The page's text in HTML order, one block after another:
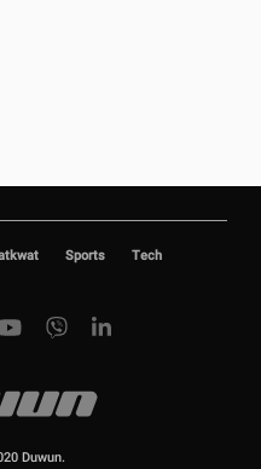
Sports Tech
Duwun.